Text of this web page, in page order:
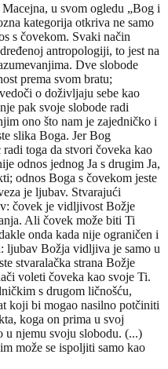
u svom ogledu „Bog i
kategorija otkriva ne samo
s čovekom. Svaki način
antropologiji, to jest na
Dve slobode
prema svom bratu;
o doživljaju sebe kao
pak svoje slobode radi
ono što nam je zajedničko i
slika Boga. Jer Bog
toga da stvori čoveka kao
odnos jednog Ja s drugim Ja,
odnos Boga s čovekom jeste
je ljubav. Stvarajući
čovek je vidljivost Božje
Ali čovek može biti Ti
onda kada nije ograničen i
ljubav Božja vidljiva je samo u
stvaralačka strana Božje
voleti čoveka kao svoje Ti.
s drugom ličnošću,
koji bi mogao nasilno potčiniti
koga on prima u svoj
u njemu svoju slobodu. (...)
može se ispoljiti samo kao